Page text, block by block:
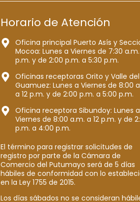
Horario de Atención
Oficina principal Puerto Asís y
Mocoa: Lunes a Viernes de 7:30 a.m.
p.m. y de 2:00 p.m. a 5:30 p.m.
Oficinas receptoras Orito y Valle del
Guamuez: Lunes a Viernes de 8:00
a 12 p.m. y de 2:00 p.m. a 5:00 p.m.
Oficina receptora Sibundoy: Lunes a
Viernes de 8:00 a.m. a 12 p.m. y de
p.m. a 4:00 p.m.
El término para registrar solicitudes de
registro por parte de la Cámara de
Comercio del Putumayo será de 5 días
hábiles de conformidad con lo
en la Ley 1755 de 2015.
Los días sábados no se consideran